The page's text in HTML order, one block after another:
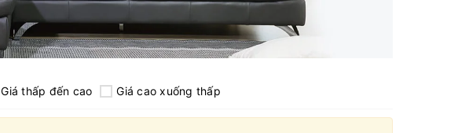
Giá thấp đến cao Giá cao xuống thấp